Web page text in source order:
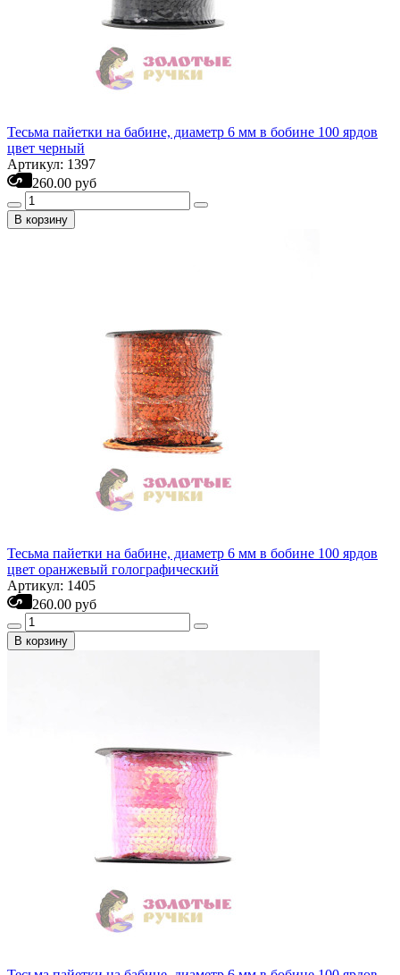
Тесьма пайетки на бабине, диаметр 6 мм в бобине 100 ярдов
цвет черный
Артикул: 1397
260.00 руб
В корзину
Тесьма пайетки на бабине, диаметр 6 мм в бобине 100 ярдов
цвет оранжевый голографический
Артикул: 1405
260.00 руб
В корзину